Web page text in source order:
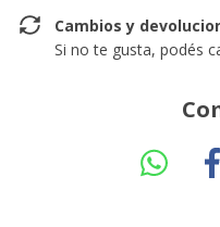
Cambios y
Si no te gusta, podés